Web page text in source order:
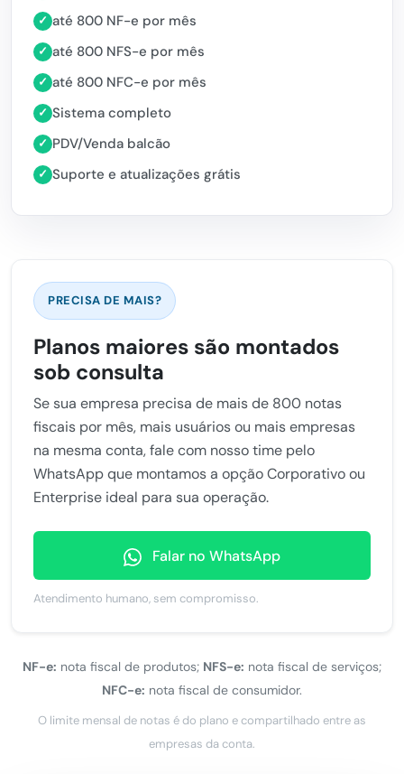
✓ até 800 NF-e por mês
✓ até 800 NFS-e por mês
✓ até 800 NFC-e por mês
✓ Sistema completo
✓ PDV/Venda balcão
✓ Suporte e atualizações grátis
PRECISA DE MAIS?
Planos maiores são montados
sob consulta
Se sua empresa precisa de mais de 800 notas
fiscais por mês, mais usuários ou mais empresas
na mesma conta, fale com nosso time pelo
WhatsApp que montamos a opção Corporativo ou
Enterprise ideal para sua operação.
Falar no WhatsApp
Atendimento humano, sem compromisso.
NF-e: nota fiscal de produtos; NFS-e: nota fiscal de serviços;
NFC-e: nota fiscal de consumidor.
O limite mensal de notas é do plano e compartilhado entre as
empresas da conta.